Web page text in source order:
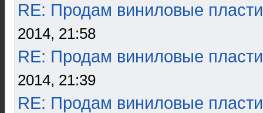
RE: Продам виниловые
2014, 21:58
RE: Продам виниловые
2014, 21:39
RE: Продам виниловые